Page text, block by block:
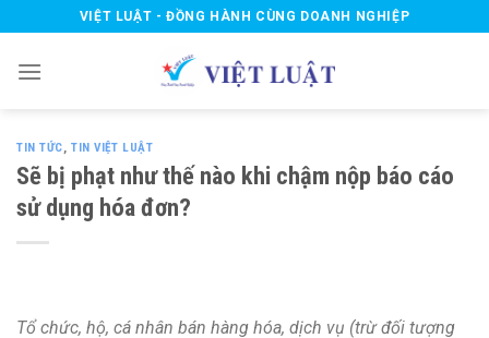
to
content
VIỆT LUẬT - ĐỒNG HÀNH CÙNG DOANH NGHIỆP
TIN TỨC,TIN VIỆT LUẬT
Sẽ bị phạt như thế nào khi chậm nộp báo cáo
sử dụng hóa đơn?
Tổ chức, hộ, cá nhân bán hàng hóa, dịch vụ (trừ đối tượng